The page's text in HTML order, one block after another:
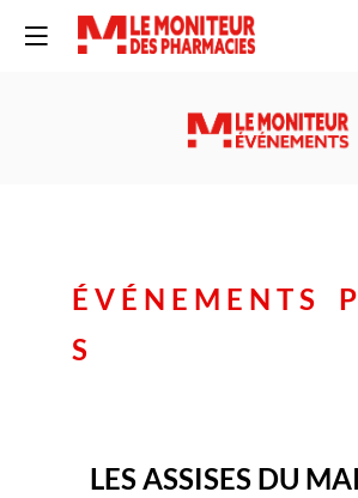
É V É N E M E N T S P
S
LES ASSISES DU